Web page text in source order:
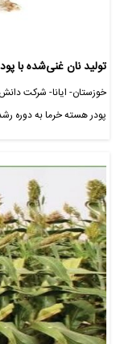
تولید نان غنی‌شده با
خوزستان- ایانا- شرکت
پودر هسته خرما به دوره